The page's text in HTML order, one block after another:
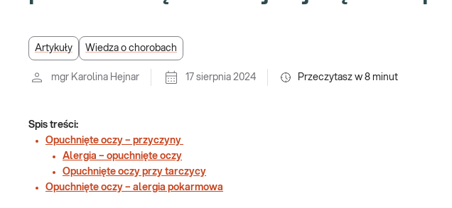
Artykuły Wiedza o chorobach
mgr Karolina Hejnar 17 sierpnia 2024 Przeczytasz w 8 minut
Spis treści:
Opuchnięte oczy – przyczyny
Alergia – opuchnięte oczy
Opuchnięte oczy przy tarczycy
Opuchnięte oczy – alergia pokarmowa